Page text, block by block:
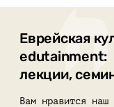
Еврейская
edutainment:
лекции,
Вам нравится